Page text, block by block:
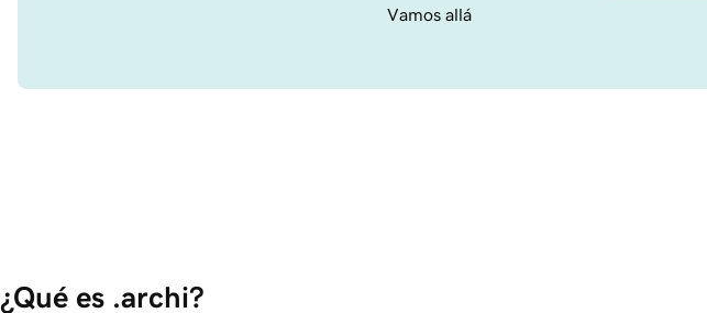
Vamos allá
¿Qué es .archi?